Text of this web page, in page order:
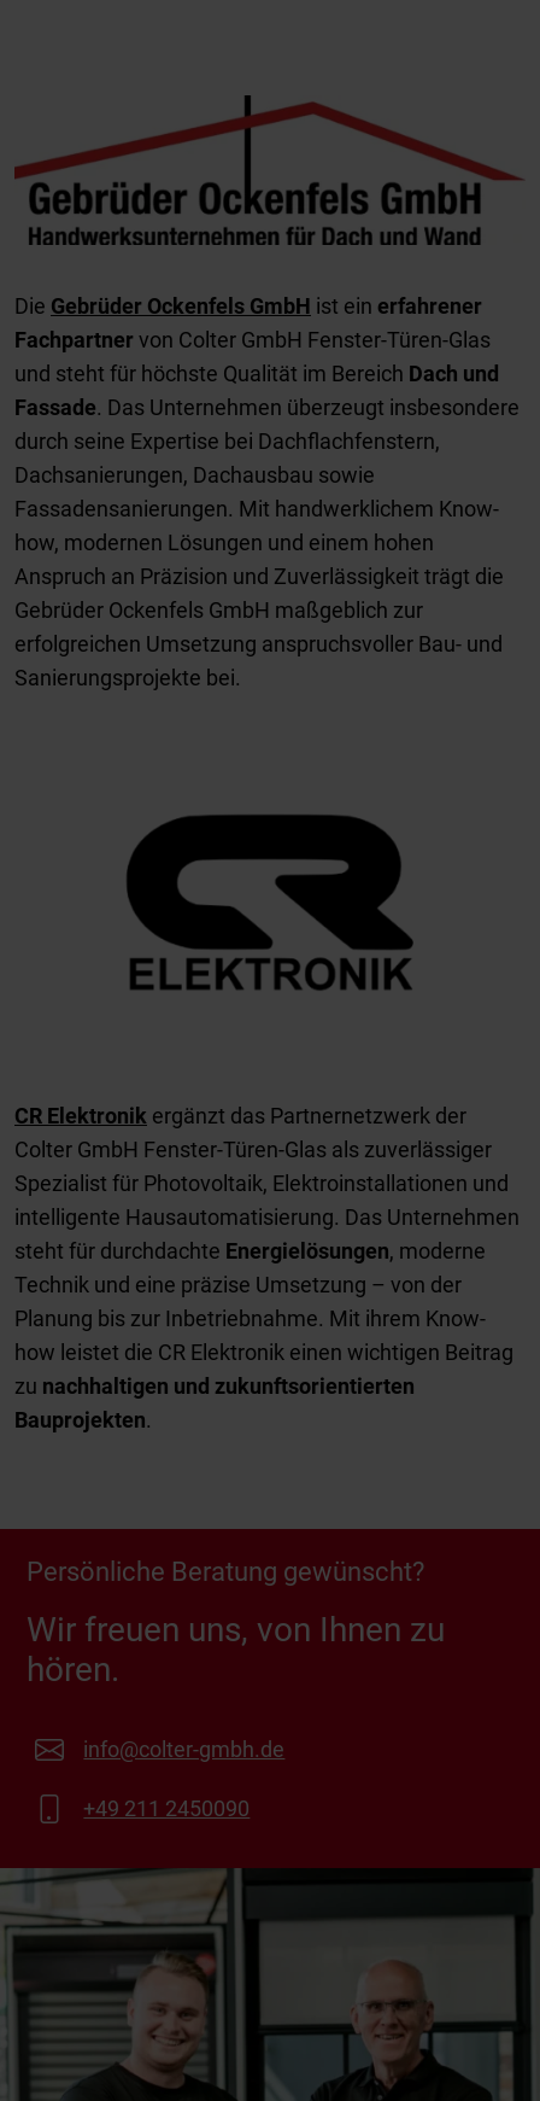
Die Gebrüder Ockenfels GmbH ist ein erfahrener
Fachpartner von Colter GmbH Fenster-Türen-Glas
und steht für höchste Qualität im Bereich Dach und
Fassade. Das Unternehmen überzeugt insbesondere
durch seine Expertise bei Dachflachfenstern,
Dachsanierungen, Dachausbau sowie
Fassadensanierungen. Mit handwerklichem Know-
how, modernen Lösungen und einem hohen
Anspruch an Präzision und Zuverlässigkeit trägt die
Gebrüder Ockenfels GmbH maßgeblich zur
erfolgreichen Umsetzung anspruchsvoller Bau- und
Sanierungsprojekte bei.
CR Elektronik ergänzt das Partnernetzwerk der
Colter GmbH Fenster-Türen-Glas als zuverlässiger
Spezialist für Photovoltaik, Elektroinstallationen und
intelligente Hausautomatisierung. Das Unternehmen
steht für durchdachte Energielösungen, moderne
Technik und eine präzise Umsetzung – von der
Planung bis zur Inbetriebnahme. Mit ihrem Know-
how leistet die CR Elektronik einen wichtigen Beitrag
zu nachhaltigen und zukunftsorientierten
Bauprojekten.
Persönliche Beratung gewünscht?
Wir freuen uns, von Ihnen zu
hören.
info@colter-gmbh.de
+49 211 2450090